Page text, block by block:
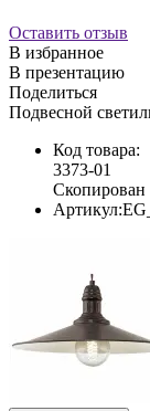
Оставить отзыв
В избранное
В презентацию
Поделиться
Подвесной
Код товара:
3373-01
Скопирован
Артикул: